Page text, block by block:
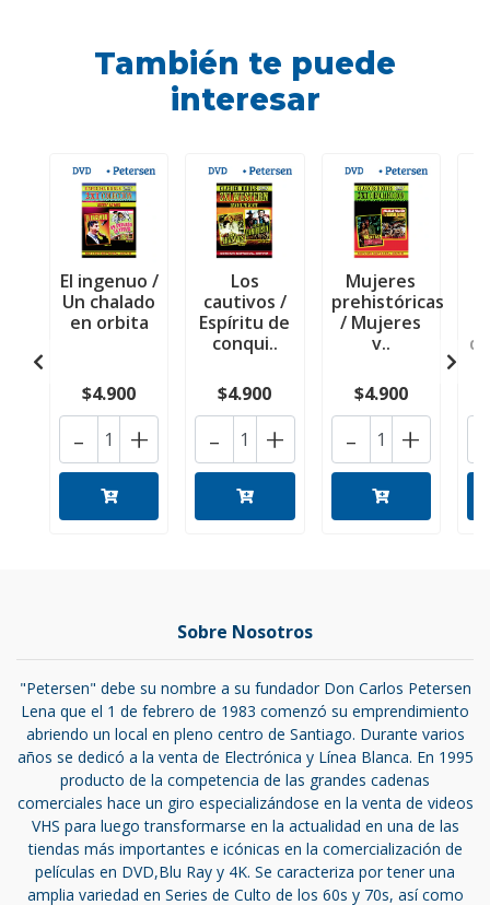
También te puede
interesar
El ingenuo /
Un chalado
en orbita
$4.900
+
-
Los
cautivos /
Espíritu de
conqui..
$4.900
+
-
Mujeres
prehistóricas
/ Mujeres
v..
$4.900
+
-
Sobre Nosotros
"Petersen" debe su nombre a su fundador Don Carlos Petersen
Lena que el 1 de febrero de 1983 comenzó su emprendimiento
abriendo un local en pleno centro de Santiago. Durante varios
años se dedicó a la venta de Electrónica y Línea Blanca. En 1995
producto de la competencia de las grandes cadenas
comerciales hace un giro especializándose en la venta de videos
VHS para luego transformarse en la actualidad en una de las
tiendas más importantes e icónicas en la comercialización de
películas en DVD,Blu Ray y 4K. Se caracteriza por tener una
amplia variedad en Series de Culto de los 60s y 70s, así como